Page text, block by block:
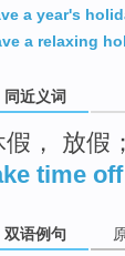
a year's
a relaxing
同近义词
假， 放假
time
双语例句